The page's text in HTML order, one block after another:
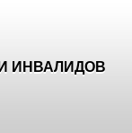
ИНВАЛИДОВ